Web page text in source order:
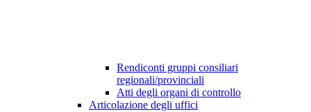
Rendiconti gruppi consiliari
regionali/provinciali
Atti degli organi di controllo
Articolazione degli uffici